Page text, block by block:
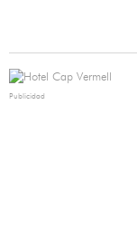
Publicidad